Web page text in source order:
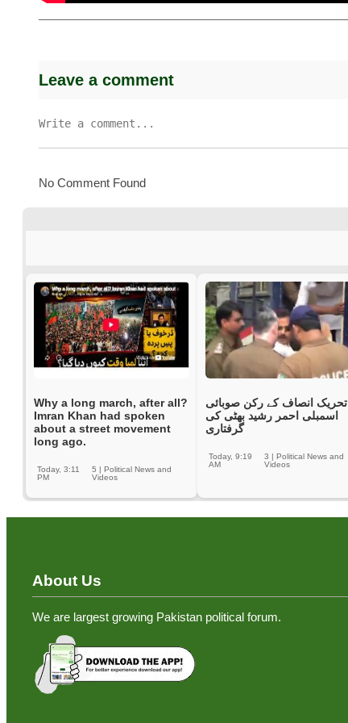
Leave a comment
No Comment Found
Why a long march, after all?
Imran Khan had spoken
about a street movement
long ago.
5
Political News and
Videos
Today, 3:11
PM
تحریک انصاف کے رکن صوبائی
اسمبلی احمر رشید بھٹی کی
گرفتاری
3
Political News and
Videos
Today, 9:19
AM
About Us
We are largest growing Pakistan political forum.